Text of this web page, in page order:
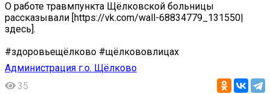
О работе травмпункта Щёлковской больницы
рассказывали [https://vk.com/wall-68834779_131550|
здесь].
#здоровьещёлково #щёлкововлицах
Администрация г.о. Щёлково
35